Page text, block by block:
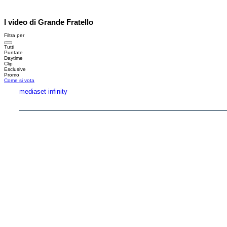
I video di Grande Fratello
Filtra per
Tutti
Puntate
Daytime
Clip
Esclusive
Promo
Come si vota
mediaset infinity